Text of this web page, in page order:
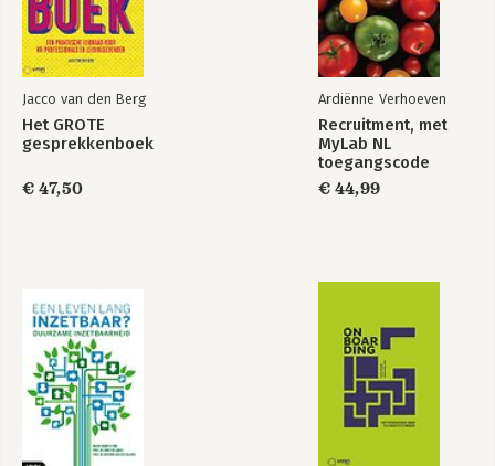
Jacco van den Berg
Het GROTE
gesprekkenboek
€ 47,50
Ardiënne Verhoeven
Recruitment, met
MyLab NL
toegangscode
€ 44,99